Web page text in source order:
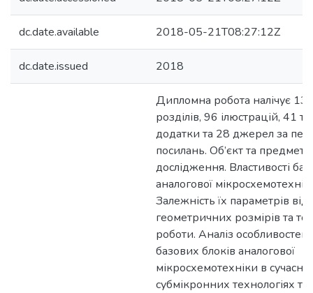
dc.date.available 2018-05-21T08:27:12Z
dc.date.issued 2018
Дипломна робота налічує
розділів, 96 ілюстрацій, 41
додатки та 28 джерел за
посилань. Об’єкт та предмет
дослідження. Властивості
аналогової
Залежність їх параметрів від
геометричних розмірів та
роботи. Аналіз особливостей
базових блоків аналогової
мікросхемотехніки в
субмікронних технологіях